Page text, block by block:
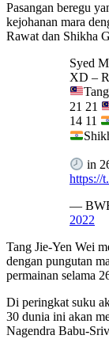
Pasangan beregu
kejohanan mara
Rawat dan Shikha
Syed
XD –
21 21
14 11
in
https://
—
2022
Tang Jie-Yen Wei
dengan pungutan
permainan selama
Di peringkat suku
30 dunia ini akan
Nagendra Babu-